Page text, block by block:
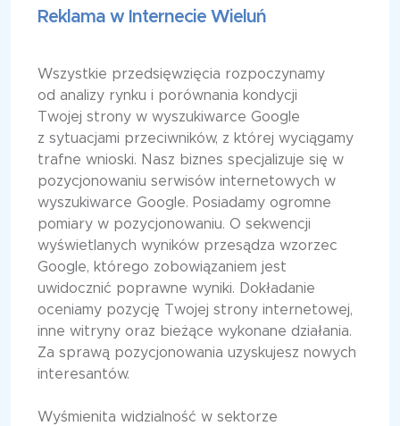
Reklama w Internecie Wieluń
Wszystkie przedsięwzięcia rozpoczynamy
od analizy rynku i porównania kondycji
Twojej strony w wyszukiwarce Google
z sytuacjami przeciwników, z której wyciągamy
trafne wnioski. Nasz biznes specjalizuje się w
pozycjonowaniu serwisów internetowych w
wyszukiwarce Google. Posiadamy ogromne
pomiary w pozycjonowaniu. O sekwencji
wyświetlanych wyników przesądza wzorzec
Google, którego zobowiązaniem jest
uwidocznić poprawne wyniki. Dokładanie
oceniamy pozycję Twojej strony internetowej,
inne witryny oraz bieżące wykonane działania.
Za sprawą pozycjonowania uzyskujesz nowych
interesantów.
Wyśmienita widzialność w sektorze